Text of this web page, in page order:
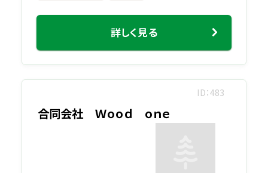
詳しく見る
ID 483
合同会社 Ｗｏｏｄ ｏｎｅ